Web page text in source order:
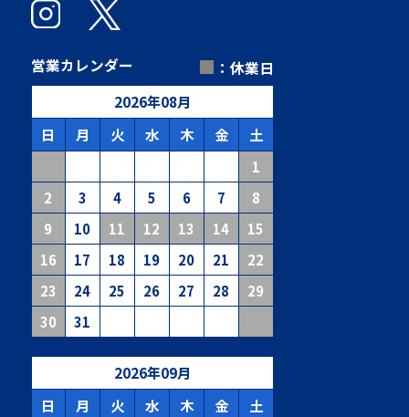
営業カレンダー ■ ：休業日
2026年08月
日
月 火 水 木 金 土
1
2
3 4 5 6 7
8
9
10 11 12 13 14
15
16
17 18 19 20 21
22
23
24 25 26 27 28
29
30
31
2026年09月
日
月 火 水 木 金 土